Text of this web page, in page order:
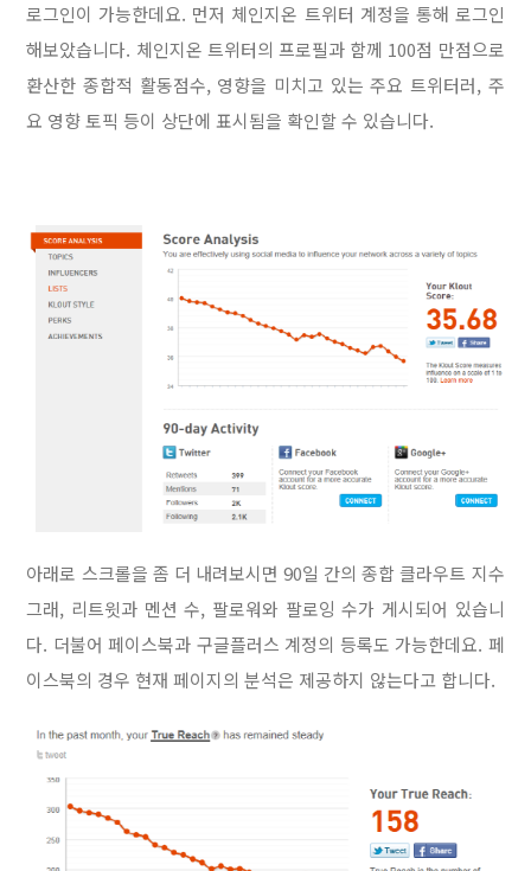
로그인이 가능한데요. 먼저 체인지온 트위터 계정을 통해 로그인
해보았습니다. 체인지온 트위터의 프로필과 함께 100점 만점으로
환산한 종합적 활동점수, 영향을 미치고 있는 주요 트위터러, 주
요 영향 토픽 등이 상단에 표시됨을 확인할 수 있습니다.
아래로 스크롤을 좀 더 내려보시면 90일 간의 종합 클라우트 지수
그래, 리트윗과 멘션 수, 팔로워와 팔로잉 수가 게시되어 있습니
다. 더불어 페이스북과 구글플러스 계정의 등록도 가능한데요. 페
이스북의 경우 현재 페이지의 분석은 제공하지 않는다고 합니다.